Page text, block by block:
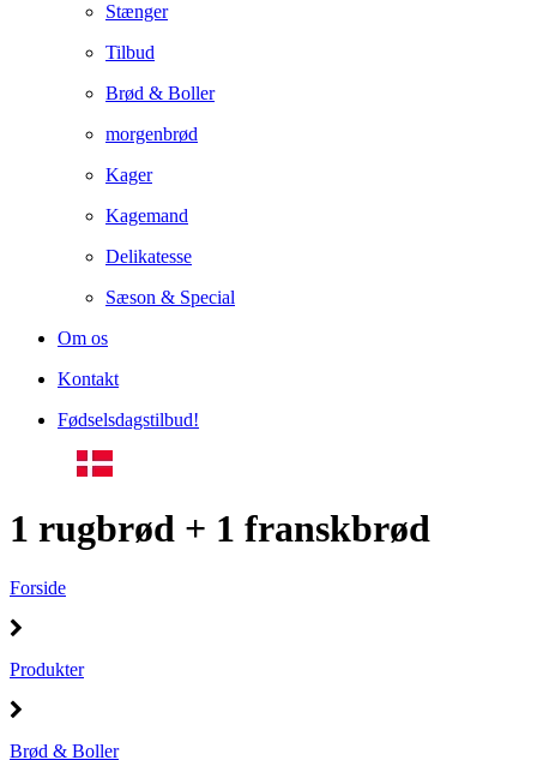
Stænger
Tilbud
Brød & Boller
morgenbrød
Kager
Kagemand
Delikatesse
Sæson & Special
Om os
Kontakt
Fødselsdagstilbud!
1 rugbrød + 1 franskbrød
Forside
Produkter
Brød & Boller